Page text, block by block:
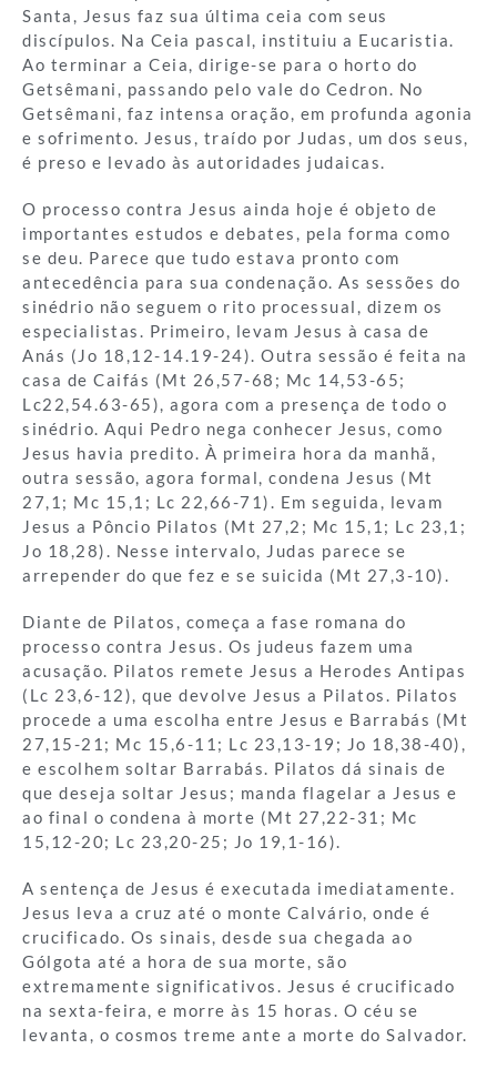
Santa, Jesus faz sua última ceia com seus
discípulos. Na Ceia pascal, instituiu a Eucaristia.
Ao terminar a Ceia, dirige-se para o horto do
Getsêmani, passando pelo vale do Cedron. No
Getsêmani, faz intensa oração, em profunda agonia
e sofrimento. Jesus, traído por Judas, um dos seus,
é preso e levado às autoridades judaicas.
O processo contra Jesus ainda hoje é objeto de
importantes estudos e debates, pela forma como
se deu. Parece que tudo estava pronto com
antecedência para sua condenação. As sessões do
sinédrio não seguem o rito processual, dizem os
especialistas. Primeiro, levam Jesus à casa de
Anás (Jo 18,12-14.19-24). Outra sessão é feita na
casa de Caifás (Mt 26,57-68; Mc 14,53-65;
Lc22,54.63-65), agora com a presença de todo o
sinédrio. Aqui Pedro nega conhecer Jesus, como
Jesus havia predito. À primeira hora da manhã,
outra sessão, agora formal, condena Jesus (Mt
27,1; Mc 15,1; Lc 22,66-71). Em seguida, levam
Jesus a Pôncio Pilatos (Mt 27,2; Mc 15,1; Lc 23,1;
Jo 18,28). Nesse intervalo, Judas parece se
arrepender do que fez e se suicida (Mt 27,3-10).
Diante de Pilatos, começa a fase romana do
processo contra Jesus. Os judeus fazem uma
acusação. Pilatos remete Jesus a Herodes Antipas
(Lc 23,6-12), que devolve Jesus a Pilatos. Pilatos
procede a uma escolha entre Jesus e Barrabás (Mt
27,15-21; Mc 15,6-11; Lc 23,13-19; Jo 18,38-40),
e escolhem soltar Barrabás. Pilatos dá sinais de
que deseja soltar Jesus; manda flagelar a Jesus e
ao final o condena à morte (Mt 27,22-31; Mc
15,12-20; Lc 23,20-25; Jo 19,1-16).
A sentença de Jesus é executada imediatamente.
Jesus leva a cruz até o monte Calvário, onde é
crucificado. Os sinais, desde sua chegada ao
Gólgota até a hora de sua morte, são
extremamente significativos. Jesus é crucificado
na sexta-feira, e morre às 15 horas. O céu se
levanta, o cosmos treme ante a morte do Salvador.